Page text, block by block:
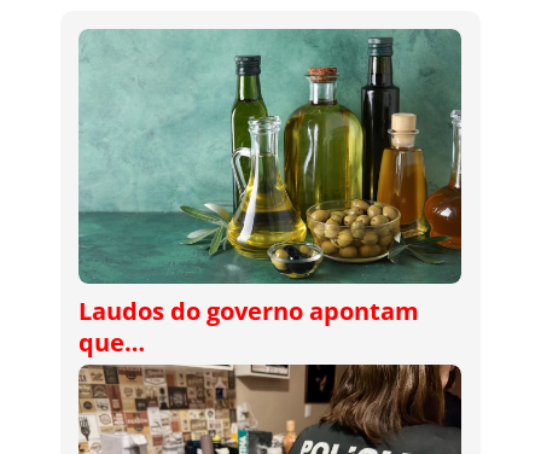
Laudos do governo apontam
que…